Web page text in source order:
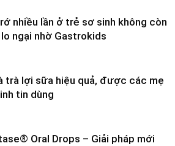
nhiều lần ở trẻ sơ sinh không còn
ngại nhờ Gastrokids
trà lợi sữa hiệu quả, được các mẹ
tin dùng
Oral Drops – Giải pháp mới